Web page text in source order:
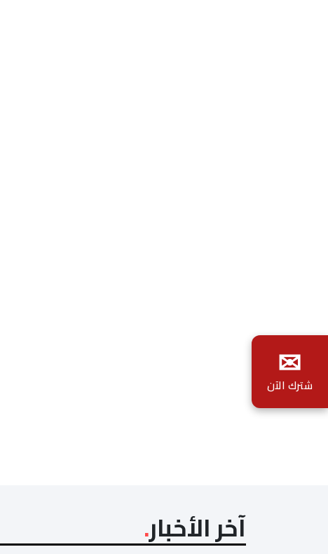
آخر الأخبار
✉
شترك الآن